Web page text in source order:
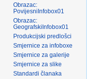
Obrazac:
PovijesniInfobox01
Obrazac:
GeografskiInfobox01
Produkcijski predlošci
Smjernice za infoboxe
Smjernice za galerije
Smjernice za slike
Standardi članaka